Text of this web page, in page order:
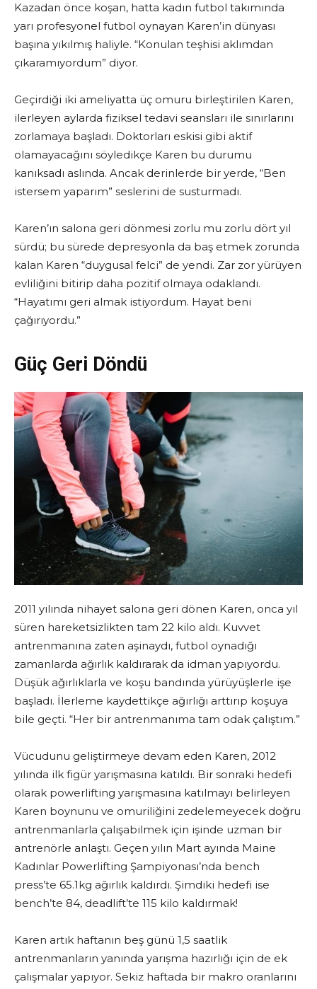
Kazadan önce koşan, hatta kadın futbol takımında
yarı profesyonel futbol oynayan Karen’in dünyası
başına yıkılmış haliyle. “Konulan teşhisi aklımdan
çıkaramıyordum” diyor.
Geçirdiği iki ameliyatta üç omuru birleştirilen Karen,
ilerleyen aylarda fiziksel tedavi seansları ile sınırlarını
zorlamaya başladı. Doktorları eskisi gibi aktif
olamayacağını söyledikçe Karen bu durumu
kanıksadı aslında. Ancak derinlerde bir yerde, “Ben
istersem yaparım” seslerini de susturmadı.
Karen’ın salona geri dönmesi zorlu mu zorlu dört yıl
sürdü; bu sürede depresyonla da baş etmek zorunda
kalan Karen “duygusal felci” de yendi. Zar zor yürüyen
evliliğini bitirip daha pozitif olmaya odaklandı.
“Hayatımı geri almak istiyordum. Hayat beni
çağırıyordu.”
Güç Geri Döndü
2011 yılında nihayet salona geri dönen Karen, onca yıl
süren hareketsizlikten tam 22 kilo aldı. Kuvvet
antrenmanına zaten aşinaydı, futbol oynadığı
zamanlarda ağırlık kaldırarak da idman yapıyordu.
Düşük ağırlıklarla ve koşu bandında yürüyüşlerle işe
başladı. İlerleme kaydettikçe ağırlığı arttırıp koşuya
bile geçti. “Her bir antrenmanıma tam odak çalıştım.”
Vücudunu geliştirmeye devam eden Karen, 2012
yılında ilk figür yarışmasına katıldı. Bir sonraki hedefi
olarak powerlifting yarışmasına katılmayı belirleyen
Karen boynunu ve omuriliğini zedelemeyecek doğru
antrenmanlarla çalışabilmek için işinde uzman bir
antrenörle anlaştı. Geçen yılın Mart ayında Maine
Kadınlar Powerlifting Şampiyonası’nda bench
press’te 65.1kg ağırlık kaldırdı. Şimdiki hedefi ise
bench’te 84, deadlift’te 115 kilo kaldırmak!
Karen artık haftanın beş günü 1,5 saatlik
antrenmanların yanında yarışma hazırlığı için de ek
çalışmalar yapıyor. Sekiz haftada bir makro oranlarını